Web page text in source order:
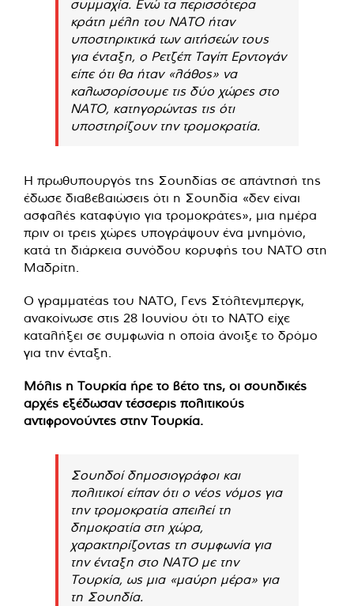
συμμαχία. Ενώ τα περισσότερα
κράτη μέλη του ΝΑΤΟ ήταν
υποστηρικτικά των αιτήσεών τους
για ένταξη, ο Ρετζέπ Ταγίπ Ερντογάν
είπε ότι θα ήταν «λάθος» να
καλωσορίσουμε τις δύο χώρες στο
ΝΑΤΟ, κατηγορώντας τις ότι
υποστηρίζουν την τρομοκρατία.
Η πρωθυπουργός της Σουηδίας σε απάντησή της
έδωσε διαβεβαιώσεις ότι η Σουηδία «δεν είναι
ασφαλές καταφύγιο για τρομοκράτες», μια ημέρα
πριν οι τρεις χώρες υπογράψουν ένα μνημόνιο,
κατά τη διάρκεια συνόδου κορυφής του ΝΑΤΟ στη
Μαδρίτη.
Ο γραμματέας του ΝΑΤΟ, Γενς Στόλτενμπεργκ,
ανακοίνωσε στις 28 Ιουνίου ότι το ΝΑΤΟ είχε
καταλήξει σε συμφωνία η οποία άνοιξε το δρόμο
για την ένταξη.
Μόλις η Τουρκία ήρε το βέτο της, οι σουηδικές
αρχές εξέδωσαν τέσσερις πολιτικούς
αντιφρονούντες στην Τουρκία.
Σουηδοί δημοσιογράφοι και
πολιτικοί είπαν ότι ο νέος νόμος για
την τρομοκρατία απειλεί τη
δημοκρατία στη χώρα,
χαρακτηρίζοντας τη συμφωνία για
την ένταξη στο ΝΑΤΟ με την
Τουρκία, ως μια «μαύρη μέρα» για
τη Σουηδία.